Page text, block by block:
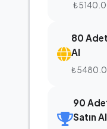
80
Al
90
Satın Al